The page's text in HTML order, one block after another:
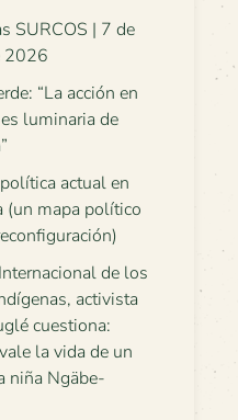
SURCOS | 7 de
2026
“La acción en
luminaria de
actual en
(un mapa político
de los
activista
cuestiona:
la vida de un
niña Ngäbe-